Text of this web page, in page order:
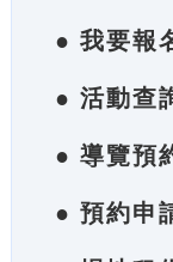
● 我要報
● 活動查
● 導覽預
● 預約申